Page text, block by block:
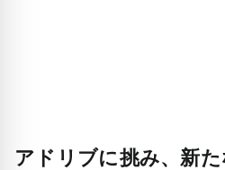
アドリブに挑み、新